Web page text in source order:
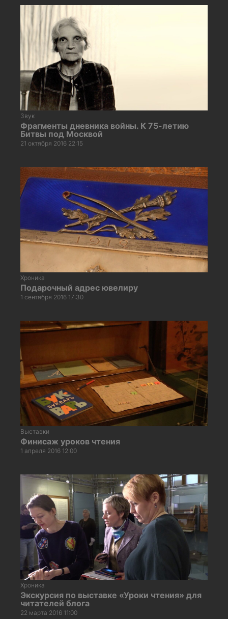
Звук
Фрагменты дневника войны. К 75-летию
Битвы под Москвой
21 октября 2016 22:15
Хроника
Подарочный адрес ювелиру
1 сентября 2016 17:30
Выставки
Финисаж уроков чтения
1 апреля 2016 12:00
Хроника
Экскурсия по выставке «Уроки чтения» для
читателей блога
22 марта 2016 11:00